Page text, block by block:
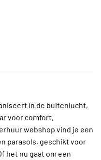
in de buitenlucht,
voor comfort,
webshop vind je een
parasols, geschikt voor
het nu gaat om een